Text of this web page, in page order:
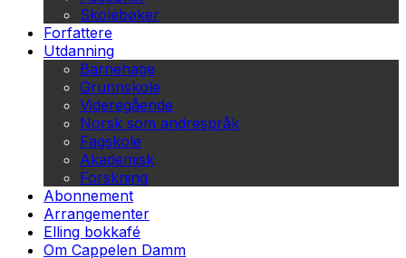
Skolebøker
Forfattere
Utdanning
Barnehage
Grunnskole
Videregående
Norsk som andrespråk
Fagskole
Akademisk
Forskning
Abonnement
Arrangementer
Elling bokkafé
Om Cappelen Damm